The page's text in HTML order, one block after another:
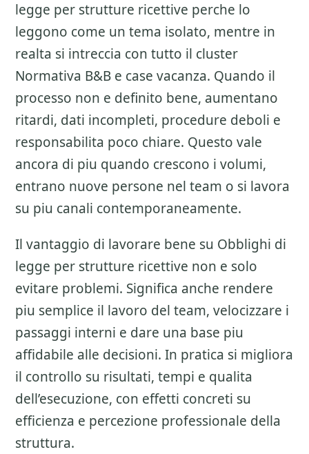
legge per strutture ricettive perche lo
leggono come un tema isolato, mentre in
realta si intreccia con tutto il cluster
Normativa B&B e case vacanza. Quando il
processo non e definito bene, aumentano
ritardi, dati incompleti, procedure deboli e
responsabilita poco chiare. Questo vale
ancora di piu quando crescono i volumi,
entrano nuove persone nel team o si lavora
su piu canali contemporaneamente.
Il vantaggio di lavorare bene su Obblighi di
legge per strutture ricettive non e solo
evitare problemi. Significa anche rendere
piu semplice il lavoro del team, velocizzare i
passaggi interni e dare una base piu
affidabile alle decisioni. In pratica si migliora
il controllo su risultati, tempi e qualita
dell’esecuzione, con effetti concreti su
efficienza e percezione professionale della
struttura.